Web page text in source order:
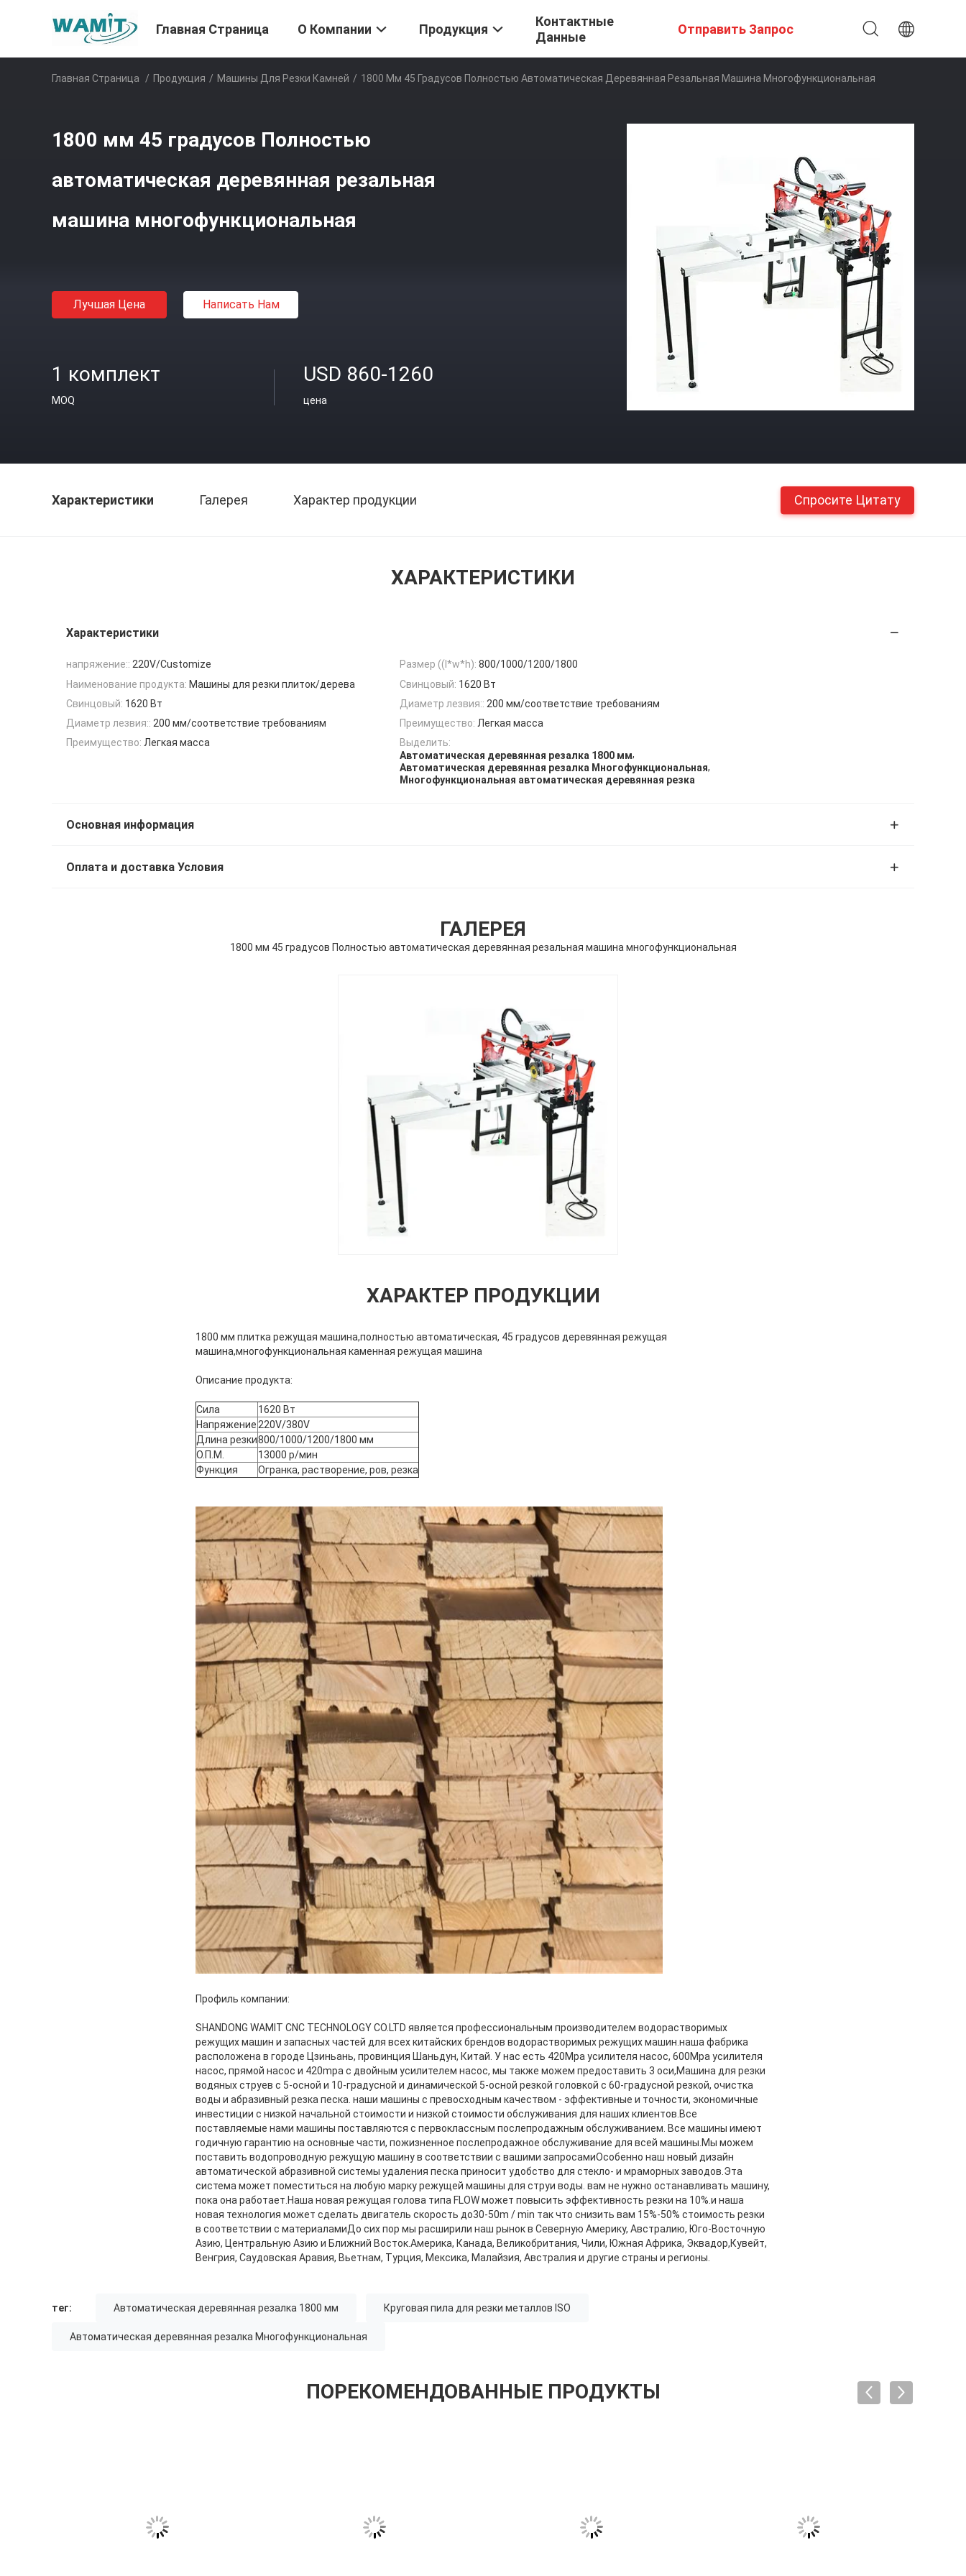
Главная Страница О Компании Продукция
Контактные
Данные
Отправить Запрос
Главная Страница / Продукция / Машины Для Резки Камней / 1800 Мм 45 Градусов Полностью Автоматическая Деревянная Резальная Машина Многофункциональная
1800 мм 45 градусов Полностью
автоматическая деревянная резальная
машина многофункциональная
Лучшая Цена Написать Нам
1 комплект
MOQ
USD 860-1260
цена
Характеристики Галерея Характер продукции Спросите Цитату
ХАРАКТЕРИСТИКИ
Характеристики
напряжение:: 220V/Customize Размер ((l*w*h): 800/1000/1200/1800
Наименование продукта: Машины для резки плиток/дерева Свинцовый: 1620 Вт
Свинцовый: 1620 Вт Диаметр лезвия:: 200 мм/соответствие требованиям
Диаметр лезвия:: 200 мм/соответствие требованиям Преимущество: Легкая масса
Преимущество: Легкая масса
Выделить:
Автоматическая деревянная резалка 1800 мм,
Автоматическая деревянная резалка Многофункциональная,
Многофункциональная автоматическая деревянная резка
Основная информация
Оплата и доставка Условия
ГАЛЕРЕЯ
1800 мм 45 градусов Полностью автоматическая деревянная резальная машина многофункциональная
ХАРАКТЕР ПРОДУКЦИИ
1800 мм плитка режущая машина,полностью автоматическая, 45 градусов деревянная режущая
машина,многофункциональная каменная режущая машина
Описание продукта:
Сила
1620 Вт
Напряжение220V/380V
Длина резки800/1000/1200/1800 мм
О.П.М.
13000 р/мин
Функция
Огранка, растворение, ров, резка
Профиль компании:
SHANDONG WAMIT CNC TECHNOLOGY CO.LTD является профессиональным производителем водорастворимых
режущих машин и запасных частей для всех китайских брендов водорастворимых режущих машин.наша фабрика
расположена в городе Цзиньань, провинция Шаньдун, Китай. У нас есть 420Mpa усилителя насос, 600Mpa усилителя
насос, прямой насос и 420mpa с двойным усилителем насос, мы также можем предоставить 3 оси,Машина для резки
водяных струев с 5-осной и 10-градусной и динамической 5-осной резкой головкой с 60-градусной резкой, очистка
воды и абразивный резка песка. наши машины с превосходным качеством - эффективные и точности, экономичные
инвестиции с низкой начальной стоимости и низкой стоимости обслуживания для наших клиентов.Все
поставляемые нами машины поставляются с первоклассным послепродажным обслуживанием. Все машины имеют
годичную гарантию на основные части, пожизненное послепродажное обслуживание для всей машины.Мы можем
поставить водопроводную режущую машину в соответствии с вашими запросамиОсобенно наш новый дизайн
автоматической абразивной системы удаления песка приносит удобство для стекло- и мраморных заводов.Эта
система может поместиться на любую марку режущей машины для струи воды. вам не нужно останавливать машину,
пока она работает.Наша новая режущая голова типа FLOW может повысить эффективность резки на 10%.и наша
новая технология может сделать двигатель скорость до30-50m / min так что снизить вам 15%-50% стоимость резки
в соответствии с материаламиДо сих пор мы расширили наш рынок в Северную Америку, Австралию, Юго-Восточную
Азию, Центральную Азию и Ближний Восток.Америка, Канада, Великобритания, Чили, Южная Африка, Эквадор,Кувейт,
Венгрия, Саудовская Аравия, Вьетнам, Турция, Мексика, Малайзия, Австралия и другие страны и регионы.
тег: Автоматическая деревянная резалка 1800 мм Круговая пила для резки металлов ISO
Автоматическая деревянная резалка Многофункциональная
ПОРЕКОМЕНДОВАННЫЕ ПРОДУКТЫ